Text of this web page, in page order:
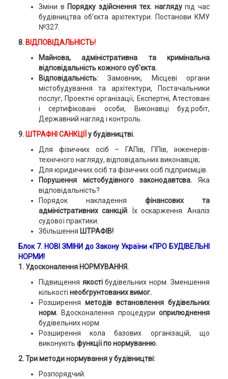
Зміни в Порядку здійснення тех. наглядупід час
будівництва об’єкта архітектури. Постанови КМУ
№327.
8. ВІДПОВІДАЛЬНІСТЬ!
Майнова, адміністративна та кримінальна
відповідальність кожного суб'єкта.
Відповідальність:Замовник, Місцеві органи
містобудування та архітектури, Постачальники
послуг, Проектні організації, Експертні, Атестовані
і сертифіковані особи, Виконавці буд.робіт,
Державний нагляд і контроль.
9. ШТРАФНІ САНКЦІЇ
у будівництві.
Для фізичних осіб – ГАПів, ГІПів, інженерів-
технічного нагляду, відповідальних виконавців;
Для юридичних осіб та фізичних осіб підприємців.
Порушення містобудівного законодавтсва. Яка
відповідальність?
Порядок накладенняфінансових та
адміністративних санкцій. Їх оскарження. Аналіз
судової практики.
Збільшення ШТРАФІВ!
Блок 7. НОВІ ЗМІНИ до Закону України«ПРО БУДІВЕЛЬНІ
НОРМИ!
1. Удосконалення НОРМУВАННЯ.
Підвищення якостібудівельних норм. Зменшення
кількості необгрунтованих вимог.
Розширення методів встановлення будівельних
норм. Вдосконалення процедуриоприлюднення
будівельних норм.
Розширення кола базових організацій, що
виконують функції по нормуванню.
2. Три методи нормування у будівництві:
Розпорядчий.